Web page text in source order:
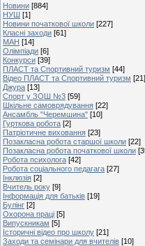
Новини [884]
НУШ [1]
Новини початкової школи [227]
Класні заходи [61]
МАН [14]
Олімпіади [6]
Конкурси [39]
ПЛАСТ та Спортивний туризм [44]
Відео ПЛАСТ та Спортивний туризм [21]
Джура [13]
Спорт у ЗОШ №3 [59]
Шкільне самоврядування [22]
Ансамбль "Черемшина" [10]
Гурткова робота [2]
Патріотичне виховання [23]
Позакласна робота старшої школи [22]
Позакласна робота початкової школи
Робота психолога [42]
Робота соціального педагага [27]
Інклюзія [2]
Вчитель року [9]
Інформація для батьків [19]
Булінг [2]
Охорона праці [5]
Випускникам [5]
Історичні відео про школу [21]
Заходи та семінари для вчителів [10]